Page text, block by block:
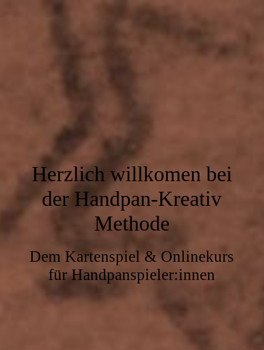
Herzlich willkomen bei
der Handpan-Kreativ
Methode
Dem Kartenspiel & Onlinekurs
für Handpanspieler:innen